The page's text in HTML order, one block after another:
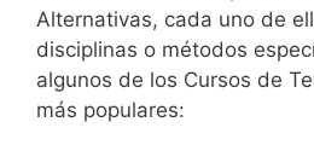
Alternativas, cada uno de
disciplinas o métodos
algunos de los Cursos de
más populares: